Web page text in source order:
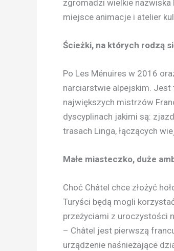
zgromadzi wielkie nazwiska
miejsce animacje i atelier
Ścieżki, na których rodzą
Po Les Ménuires w 2016
narciarstwie alpejskim. Jest
największych mistrzów
dyscyplinach jakimi są:
trasach Linga, łączących
Małe miasteczko, duże
Choć Châtel chce złożyć
Turyści będą mogli
przeżyciami z uroczystości
– Châtel jest pierwszą
urządzenie naśnieżające